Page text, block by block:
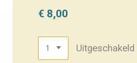
€ 8,00
Uitgeschakeld